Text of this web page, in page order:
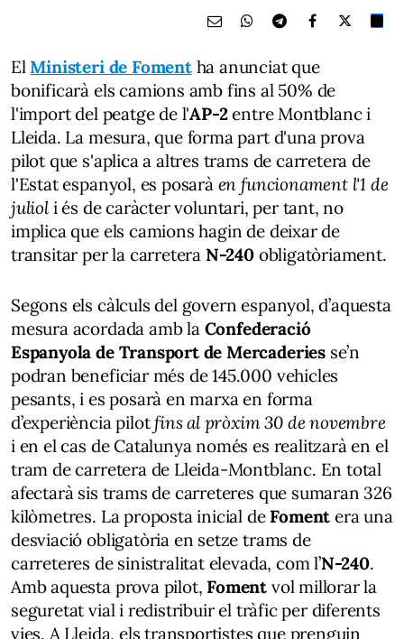
ElMinisteri de Fomentha anunciat que
bonificarà els camions amb fins al 50% de
l'import del peatge de l'AP-2entre Montblanc i
Lleida. La mesura, que forma part d'una prova
pilot que s'aplica a altres trams de carretera de
l'Estat espanyol, es posarà en funcionament l'1 de
julioli és de caràcter voluntari, per tant, no
implica que els camions hagin de deixar de
transitar per la carretera N-240obligatòriament.
Segons els càlculs del govern espanyol, d’aquesta
mesura acordada amb la Confederació
Espanyola de Transport de Mercaderiesse’n
podran beneficiar més de 145.000 vehicles
pesants, i es posarà en marxa en forma
d’experiència pilotfins al pròxim 30 de novembre
i en el cas de Catalunya només es realitzarà en el
tram de carretera de Lleida-Montblanc. En total
afectarà sis trams de carreteres que sumaran 326
kilòmetres. La proposta inicial de Foment era una
desviació obligatòria en setze trams de
carreteres de sinistralitat elevada, com l’N-240.
Amb aquesta prova pilot, Foment vol millorar la
seguretat vial i redistribuir el tràfic per diferents
vies. A Lleida, els transportistes que prenguin